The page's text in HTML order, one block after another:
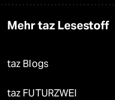
Mehr taz Lesestoff
taz Blogs
taz FUTURZWEI